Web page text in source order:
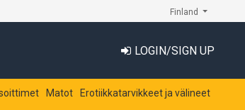
Finland
LOGIN/SIGN UP
Matot Erotiikkatarvikkeet ja välineet